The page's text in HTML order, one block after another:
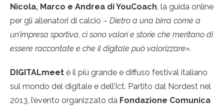
Nicola, Marco e Andrea di YouCoach, la guida online
per gli allenatori di calcio – Dietro a una birra come a
un’impresa sportiva, ci sono valori e storie che meritano di
essere raccontate e che il digitale può valorizzare».
DIGITALmeet è il più grande e diffuso festival italiano
sul mondo del digitale e dell’Ict. Partito dal Nordest nel
2013, l’evento organizzato da Fondazione Comunica